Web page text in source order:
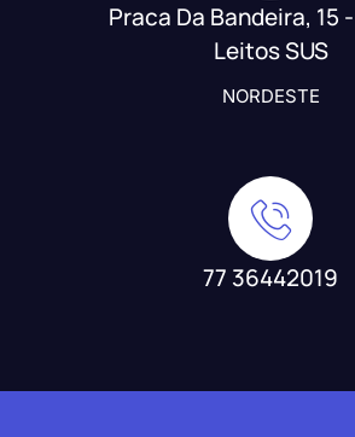
Praca Da Bandeira, 15
Leitos SUS
NORDESTE
77 36442019